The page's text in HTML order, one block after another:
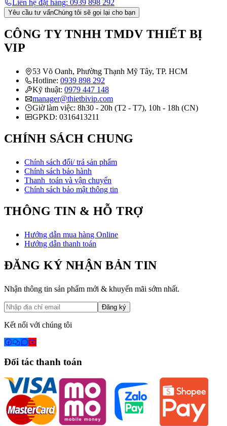
Liên hệ đặt hàng: 0939 898 292
Yêu cầu tư vấnChúng tôi sẽ gọi lại cho bạn
CÔNG TY TNHH TMDV THIẾT BỊ
VIP
53 Võ Oanh, Phường Thạnh Mỹ Tây, TP. HCM
Hotline: 0939 898 292
Kỹ thuật: 0979 447 148
manager@thietbivip.com
Giờ làm việc: 8h30 - 20h (T2 - T7), 10h - 18h (CN)
GPKD: 0316413211
CHÍNH SÁCH CHUNG
Chính sách đổi/ trả sản phẩm
Chính sách bảo hành
Thanh toán và vận chuyển
Chính sách bảo mật thông tin
THÔNG TIN & HỖ TRỢ
Hướng dẫn mua hàng Online
Hướng dẫn thanh toán
ĐĂNG KÝ NHẬN BẢN TIN
Nhận thông tin sản phẩm mới & khuyến mãi sớm nhất.
Đăng ký
Kết nối với chúng tôi
Đối tác thanh toán